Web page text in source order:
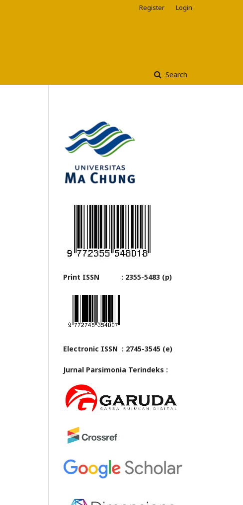
Search
Register Login
Print ISSN : 2355-5483 (p)
Electronic ISSN : 2745-3545 (e)
Jurnal Parsimonia Terindeks :